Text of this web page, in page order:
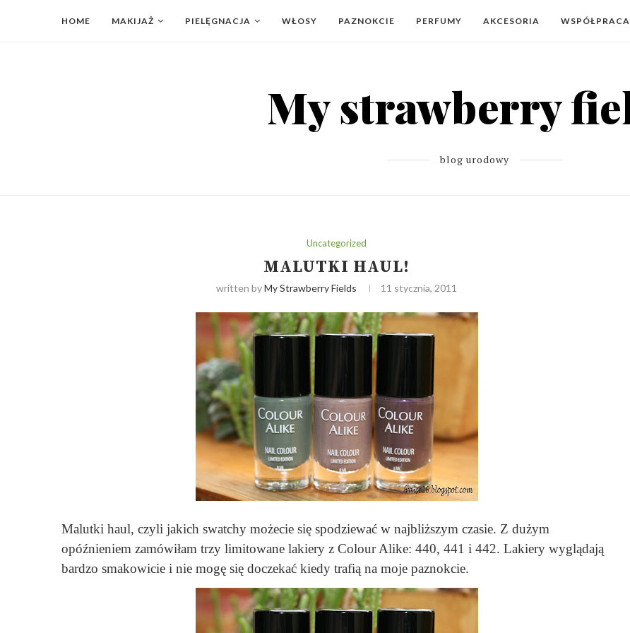
HOME MAKIJAŻ PIELĘGNACJA WŁOSY PAZNOKCIE PERFUMY AKCESORIA WSPÓŁPRACA
blog urodowy
Uncategorized
MALUTKI HAUL!
written byMy Strawberry Fields 11 stycznia, 2011
Malutki haul, czyli jakich swatchy możecie się spodziewać w najbliższym czasie. Z dużym
opóźnieniem zamówiłam trzy limitowane lakiery z Colour Alike: 440, 441 i 442. Lakiery wyglądają
bardzo smakowicie i nie mogę się doczekać kiedy trafią na moje paznokcie.